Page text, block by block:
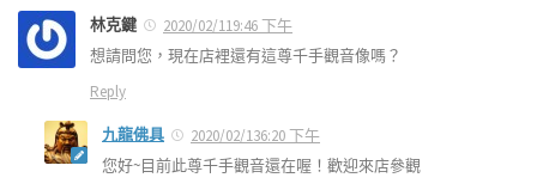
林克鍵
2020/02/119:46 下午
想請問您，現在店裡還有這尊千手觀音像嗎？
Reply
九龍佛具
2020/02/136:20 下午
您好~目前此尊千手觀音還在喔！歡迎來店參觀